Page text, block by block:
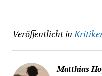
Veröffentlicht in
Matthias